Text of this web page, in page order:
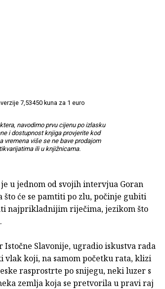
7,53450 kuna za 1 euro
navodimo prvu cijenu po izlasku
i dostupnost knjiga provjerite kod
vremena više se ne bave prodajom
ili u knjižnicama.
u jednom od svojih intervjua Goran
će se pamtiti po zlu, počinje gubiti
najprikladnijim riječima, jezikom što
Slavonije, ugradio iskustva rada
koji, na samom početku rata, klizi
rasprostrte po snijegu, neki luzer s
zemlja koja se pretvorila u pravi raj